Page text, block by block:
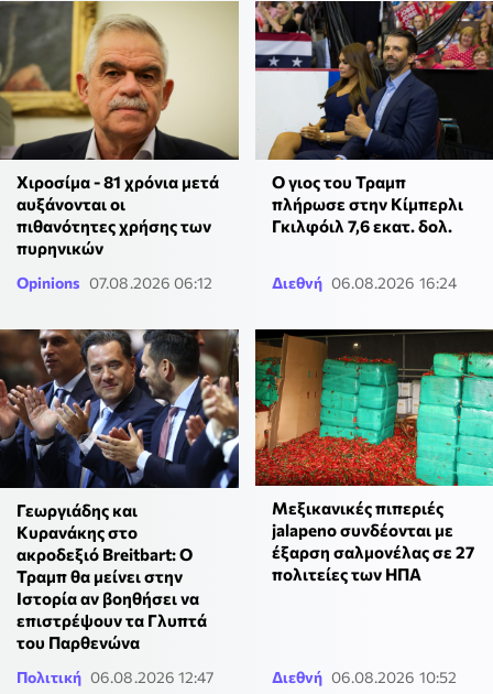
Χιροσίμα - 81 χρόνια μετά
αυξάνονται οι
πιθανότητες χρήσης των
πυρηνικών
Opinions 07.08.2026 06:12
Ο γιος του Τραμπ
πλήρωσε στην Κίμπερλι
Γκιλφόιλ 7,6 εκατ. δολ.
Διεθνή 06.08.2026 16:24
Γεωργιάδης και
Κυρανάκης στο
ακροδεξιό Breitbart: Ο
Τραμπ θα μείνει στην
Ιστορία αν βοηθήσει να
επιστρέψουν τα Γλυπτά
του Παρθενώνα
Πολιτική 06.08.2026 12:47
Μεξικανικές πιπεριές
jalapeno συνδέονται με
έξαρση σαλμονέλας σε 27
πολιτείες των ΗΠΑ
Διεθνή 06.08.2026 10:52